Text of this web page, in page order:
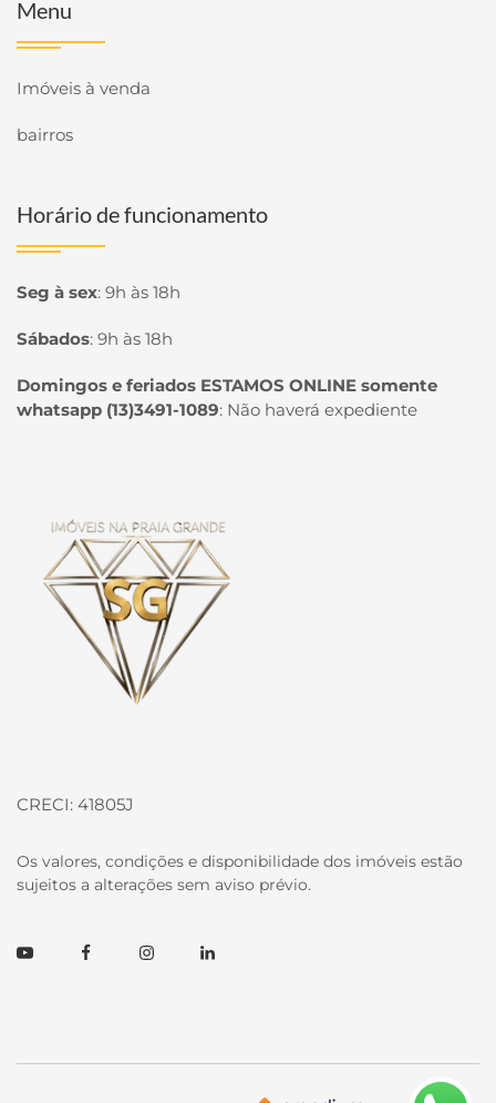
Menu
Imóveis à venda
bairros
Horário de funcionamento
Seg à sex: 9h às 18h
Sábados: 9h às 18h
Domingos e feriados ESTAMOS ONLINE somente
whatsapp (13)3491-1089: Não haverá expediente
CRECI: 41805J
Os valores, condições e disponibilidade dos imóveis estão
sujeitos a alterações sem aviso prévio.
YoutubeFacebookInstagramLinkedin